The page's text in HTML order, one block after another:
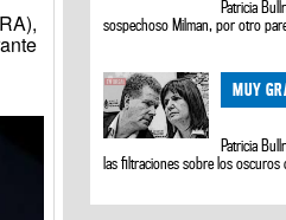
Patricia
sospechoso Milman, por otro
MUY
Patricia
las filtraciones sobre los oscuros